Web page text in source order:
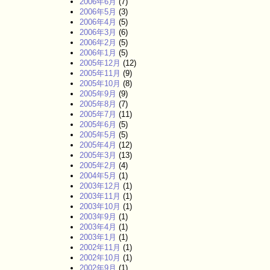
2006年5月 (3)
2006年4月 (5)
2006年3月 (6)
2006年2月 (5)
2006年1月 (5)
2005年12月 (12)
2005年11月 (9)
2005年10月 (8)
2005年9月 (9)
2005年8月 (7)
2005年7月 (11)
2005年6月 (5)
2005年5月 (5)
2005年4月 (12)
2005年3月 (13)
2005年2月 (4)
2004年5月 (1)
2003年12月 (1)
2003年11月 (1)
2003年10月 (1)
2003年9月 (1)
2003年4月 (1)
2003年1月 (1)
2002年11月 (1)
2002年10月 (1)
2002年9月 (1)